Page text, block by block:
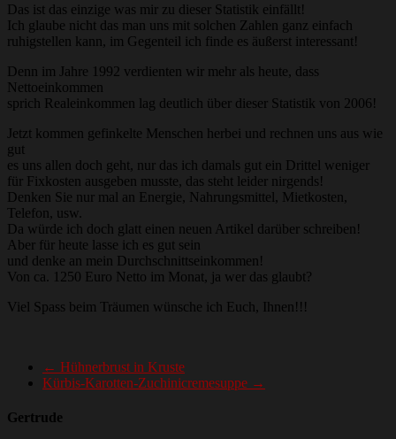
Das ist das einzige was mir zu dieser Statistik einfällt!
Ich glaube nicht das man uns mit solchen Zahlen ganz einfach
ruhigstellen kann, im Gegenteil ich finde es äußerst interessant!
Denn im Jahre 1992 verdienten wir mehr als heute, dass
Nettoeinkommen
sprich Realeinkommen lag deutlich über dieser Statistik von 2006!
Jetzt kommen gefinkelte Menschen herbei und rechnen uns aus wie
gut
es uns allen doch geht, nur das ich damals gut ein Drittel weniger
für Fixkosten ausgeben musste, das steht leider nirgends!
Denken Sie nur mal an Energie, Nahrungsmittel, Mietkosten,
Telefon, usw.
Da würde ich doch glatt einen neuen Artikel darüber schreiben!
Aber für heute lasse ich es gut sein
und denke an mein Durchschnittseinkommen!
Von ca. 1250 Euro Netto im Monat, ja wer das glaubt?
Viel Spass beim Träumen wünsche ich Euch, Ihnen!!!
← Hühnerbrust in Kruste
Kürbis-Karotten-Zuchinicremesuppe →
Gertrude